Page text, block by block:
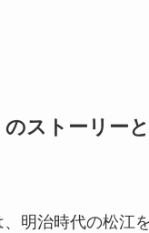
のストーリー
、明治時代の松江